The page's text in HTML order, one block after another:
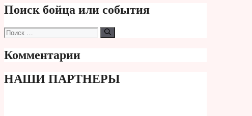
Поиск бойца или события
Поиск:
Комментарии
НАШИ ПАРТНЕРЫ